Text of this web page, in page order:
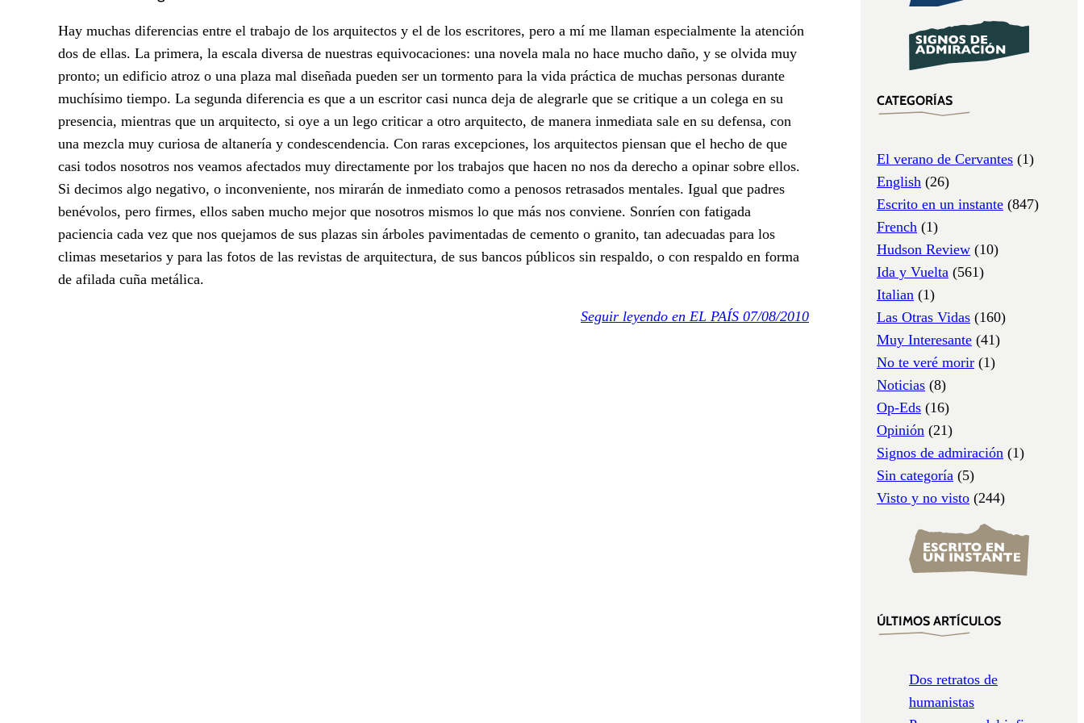
Hay muchas diferencias entre el trabajo de los arquitectos y el de los escritores, pero a mí me llaman especialmente la atención
dos de ellas. La primera, la escala diversa de nuestras equivocaciones: una novela mala no hace mucho daño, y se olvida muy
pronto; un edificio atroz o una plaza mal diseñada pueden ser un tormento para la vida práctica de muchas personas durante
muchísimo tiempo. La segunda diferencia es que a un escritor casi nunca deja de alegrarle que se critique a un colega en su
presencia, mientras que un arquitecto, si oye a un lego criticar a otro arquitecto, de manera inmediata sale en su defensa, con
una mezcla muy curiosa de altanería y condescendencia. Con raras excepciones, los arquitectos piensan que el hecho de que
casi todos nosotros nos veamos afectados muy directamente por los trabajos que hacen no nos da derecho a opinar sobre ellos.
Si decimos algo negativo, o inconveniente, nos mirarán de inmediato como a penosos retrasados mentales. Igual que padres
benévolos, pero firmes, ellos saben mucho mejor que nosotros mismos lo que más nos conviene. Sonríen con fatigada
paciencia cada vez que nos quejamos de sus plazas sin árboles pavimentadas de cemento o granito, tan adecuadas para los
climas mesetarios y para las fotos de las revistas de arquitectura, de sus bancos públicos sin respaldo, o con respaldo en forma
de afilada cuña metálica.
Seguir leyendo en EL PAÍS 07/08/2010
CATEGORÍAS
El verano de Cervantes (1)
English (26)
Escrito en un instante (847)
French (1)
Hudson Review (10)
Ida y Vuelta (561)
Italian (1)
Las Otras Vidas (160)
Muy Interesante (41)
No te veré morir (1)
Noticias (8)
Op-Eds (16)
Opinión (21)
Signos de admiración (1)
Sin categoría (5)
Visto y no visto (244)
ÚLTIMOS ARTÍCULOS
Dos retratos de
humanistas